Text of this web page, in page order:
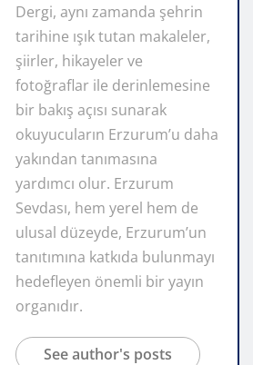
Dergi, aynı zamanda şehrin
tarihine ışık tutan makaleler,
şiirler, hikayeler ve
fotoğraflar ile derinlemesine
bir bakış açısı sunarak
okuyucuların Erzurum’u daha
yakından tanımasına
yardımcı olur. Erzurum
Sevdası, hem yerel hem de
ulusal düzeyde, Erzurum’un
tanıtımına katkıda bulunmayı
hedefleyen önemli bir yayın
organıdır.
See author's posts